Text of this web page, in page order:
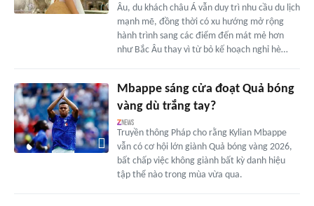
Âu, du khách châu Á vẫn duy trì nhu cầu du lịch
mạnh mẽ, đồng thời có xu hướng mở rộng
hành trình sang các điểm đến mát mẻ hơn
như Bắc Âu thay vì từ bỏ kế hoạch nghỉ hè…
Mbappe sáng cửa đoạt Quả bóng
vàng dù trắng tay?
Truyền thông Pháp cho rằng Kylian Mbappe
vẫn có cơ hội lớn giành Quả bóng vàng 2026,
bất chấp việc không giành bất kỳ danh hiệu
tập thể nào trong mùa vừa qua.